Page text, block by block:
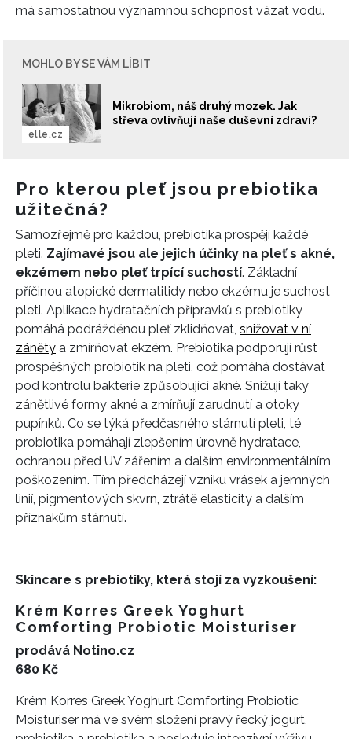
má samostatnou významnou schopnost vázat vodu.
MOHLO BY SE VÁM LÍBIT
Mikrobiom, náš druhý mozek. Jak
střeva ovlivňují naše duševní zdraví?
elle.cz
Pro kterou pleť jsou prebiotika
užitečná?
Samozřejmě pro každou, prebiotika prospějí každé
pleti. Zajímavé jsou ale jejich účinky na pleť s akné,
ekzémem nebo pleť trpící suchostí. Základní
příčinou atopické dermatitidy nebo ekzému je suchost
pleti. Aplikace hydratačních přípravků s prebiotiky
pomáhá podrážděnou pleť zklidňovat, snižovat v ní
záněty a zmírňovat ekzém. Prebiotika podporují růst
prospěšných probiotik na pleti, což pomáhá dostávat
pod kontrolu bakterie způsobující akné. Snižují taky
zánětlivé formy akné a zmírňují zarudnutí a otoky
pupínků. Co se týká předčasného stárnutí pleti, té
probiotika pomáhají zlepšením úrovně hydratace,
ochranou před UV zářením a dalším environmentálním
poškozením. Tím předcházejí vzniku vrásek a jemných
linií, pigmentových skvrn, ztrátě elasticity a dalším
příznakům stárnutí.
Skincare s prebiotiky, která stojí za vyzkoušení:
Krém Korres Greek Yoghurt
Comforting Probiotic Moisturiser
prodává Notino.cz
680 Kč
Krém Korres Greek Yoghurt Comforting Probiotic
Moisturiser má ve svém složení pravý řecký jogurt,